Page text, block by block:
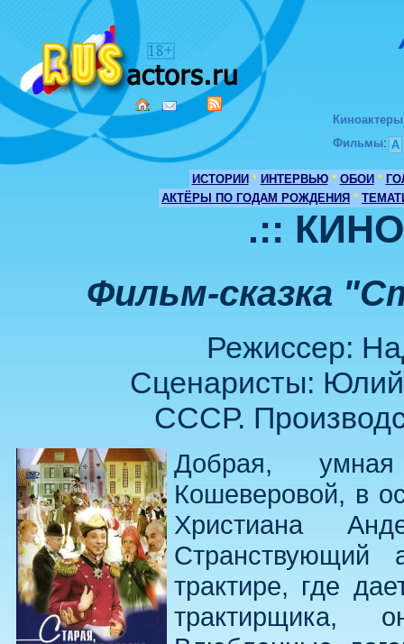
Киноактеры
Фильмы: А
ИСТОРИИ * ИНТЕРВЬЮ * ОБОИ *
АКТЁРЫ ПО ГОДАМ РОЖДЕНИЯ *
.::
Фильм-сказка
Режиссер:
Сценаристы:
СССР.
Добрая,
Кошеверовой, в
Христиана
Странствующий
трактире, где
трактирщика,